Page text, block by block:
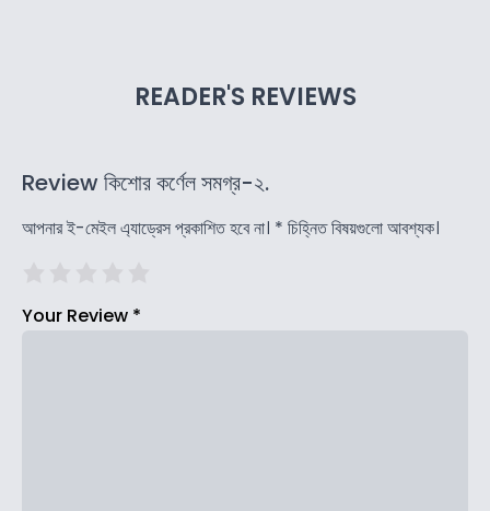
READER'S REVIEWS
Review কিশোর কর্ণেল সমগ্র-২.
আপনার ই-মেইল এ্যাড্রেস প্রকাশিত হবে না। * চিহ্নিত বিষয়গুলো আবশ্যক।
Your Review *